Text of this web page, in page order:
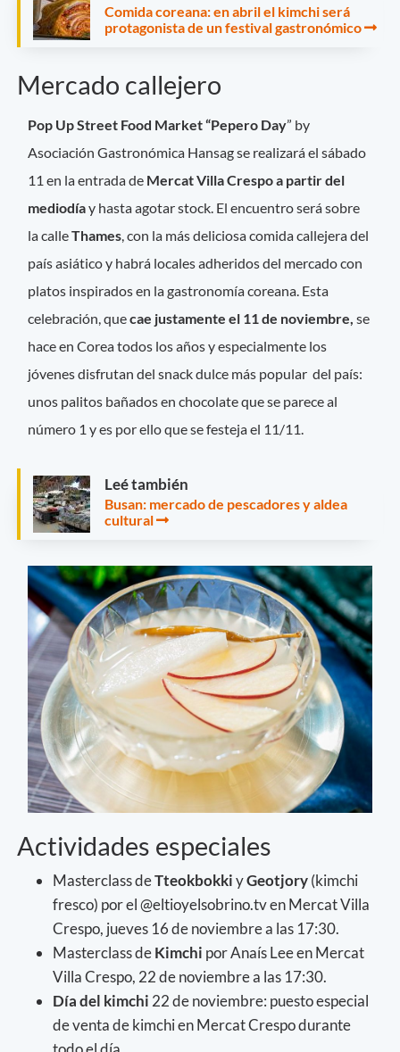
Comida coreana: en abril el kimchi será
protagonista de un festival gastronómico
Mercado callejero
Pop Up Street Food Market “Pepero Day” by
Asociación Gastronómica Hansag se realizará el sábado
11 en la entrada de Mercat Villa Crespo a partir del
mediodíay hasta agotar stock. El encuentro será sobre
la calleThames , con la más deliciosa comida callejera del
país asiático y habrá locales adheridos del mercado con
platos inspirados en la gastronomía coreana. Esta
celebración, quecae justamente el 11 de noviembre,se
hace en Corea todos los años y especialmente los
jóvenes disfrutan del snack dulce más popular del país:
unos palitos bañados en chocolate que se parece al
número 1 y es por ello que se festeja el 11/11.
Leé también
Busan: mercado de pescadores y aldea
cultural
Actividades especiales
Masterclass deTteokbokkiyGeotjory(kimchi
fresco) por el @eltioyelsobrino.tv en Mercat Villa
Crespo, jueves 16 de noviembre a las 17:30.
Masterclass deKimchi por Anaís Lee en Mercat
Villa Crespo, 22 de noviembre a las 17:30.
Día del kimchi 22 de noviembre: puesto especial
de venta de kimchi en Mercat Crespo durante